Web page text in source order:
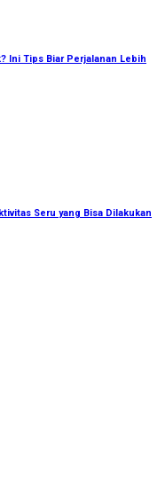
Ini Tips Biar Perjalanan Lebih
Seru yang Bisa Dilakukan